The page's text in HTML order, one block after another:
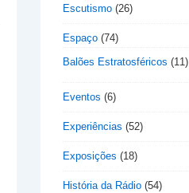
Escutismo (26)
Espaço (74)
Balões Estratosféricos (11)
Eventos (6)
Experiências (52)
Exposições (18)
História da Rádio (54)